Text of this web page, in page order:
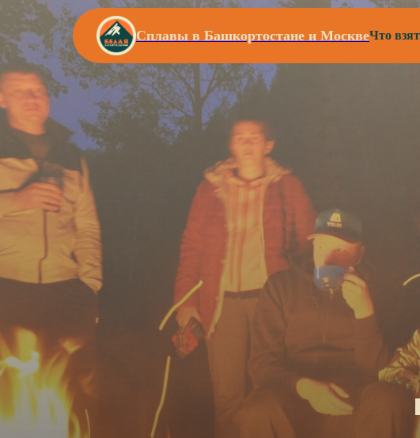
Сплавы в Башкортостане и МосквеЧто